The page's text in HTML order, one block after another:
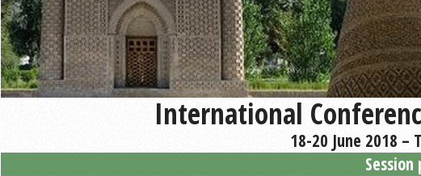
International
18-20 June 2018 –